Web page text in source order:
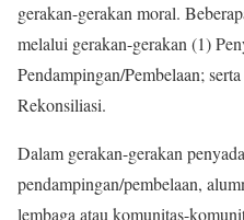
gerakan-gerakan moral.
melalui gerakan-gerakan (1)
Pendampingan/Pembelaan;
Rekonsiliasi.
Dalam gerakan-gerakan
pendampingan/pembelaan,
lembaga atau komunitas-